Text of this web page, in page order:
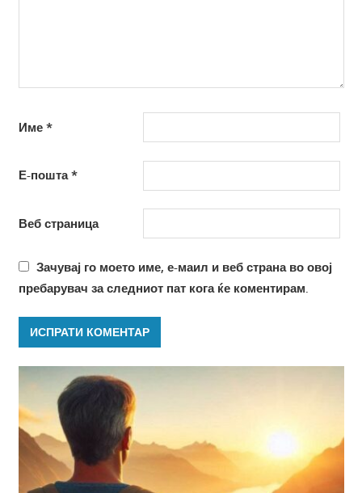
Име *
Е-пошта*
Веб страница
Зачувај го моето име, е-маил и веб страна во овој
пребарувач за следниот пат кога ќе коментирам.